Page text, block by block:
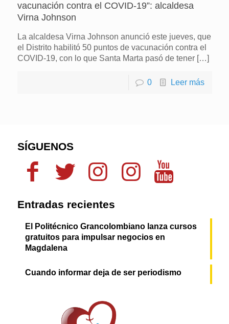
vacunación contra el COVID-19”: alcaldesa
Virna Johnson
La alcaldesa Virna Johnson anunció este jueves, que
el Distrito habilitó 50 puntos de vacunación contra el
COVID-19, con lo que Santa Marta pasó de tener[…]
0 Leer más
SÍGUENOS
Entradas recientes
El Politécnico Grancolombiano lanza cursos
gratuitos para impulsar negocios en
Magdalena
Cuando informar deja de ser periodismo